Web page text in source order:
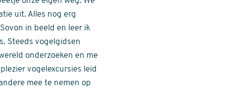
uit. Alles nog erg
in beeld en leer ik
Steeds vogelgidsen
onderzoeken en me
vogelexcursies leid
mee te nemen op